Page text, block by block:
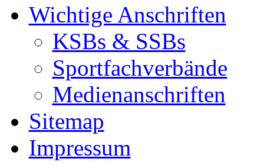
Wichtige Anschriften
KSBs & SSBs
Sportfachverbände
Medienanschriften
Sitemap
Impressum